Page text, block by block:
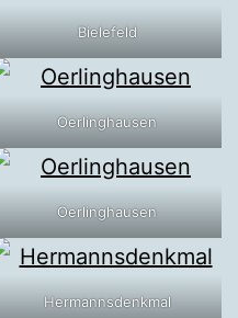
Bielefeld
Oerlinghausen
Oerlinghausen
Hermannsdenkmal